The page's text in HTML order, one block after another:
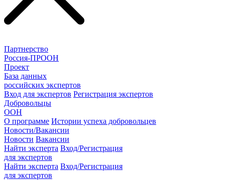
Партнерство
Россия-ПРООН
Проект
База данных
российских экспертов
Вход для экспертов Регистрация экспертов
Добровольцы
ООН
О программе Истории успеха добровольцев
Новости/Вакансии
Новости Вакансии
Найти эксперта Вход/Регистрация
для экспертов
Найти эксперта Вход/Регистрация
для экспертов